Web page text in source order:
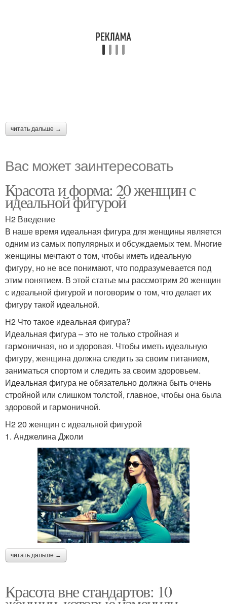
читать дальше →
Вас может заинтересовать
Красота и форма: 20 женщин с
идеальной фигурой
H2 Введение
В наше время идеальная фигура для женщины является
одним из самых популярных и обсуждаемых тем. Многие
женщины мечтают о том, чтобы иметь идеальную
фигуру, но не все понимают, что подразумевается под
этим понятием. В этой статье мы рассмотрим 20 женщин
с идеальной фигурой и поговорим о том, что делает их
фигуру такой идеальной.
H2 Что такое идеальная фигура?
Идеальная фигура – это не только стройная и
гармоничная, но и здоровая. Чтобы иметь идеальную
фигуру, женщина должна следить за своим питанием,
заниматься спортом и следить за своим здоровьем.
Идеальная фигура не обязательно должна быть очень
стройной или слишком толстой, главное, чтобы она была
здоровой и гармоничной.
H2 20 женщин с идеальной фигурой
1. Анджелина Джоли
читать дальше →
Красота вне стандартов: 10